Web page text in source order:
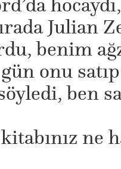
Julian
benim
onu
ben
ne